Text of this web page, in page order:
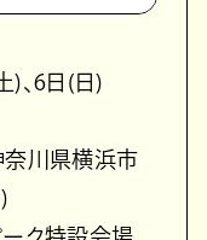
)、6日(日)
奈川県横浜市